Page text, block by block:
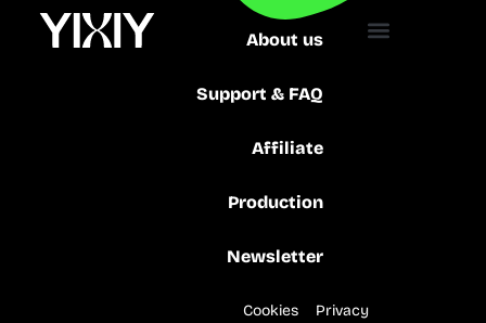
About us
Support & FAQ
Affiliate
Production
Newsletter
Cookies Privacy